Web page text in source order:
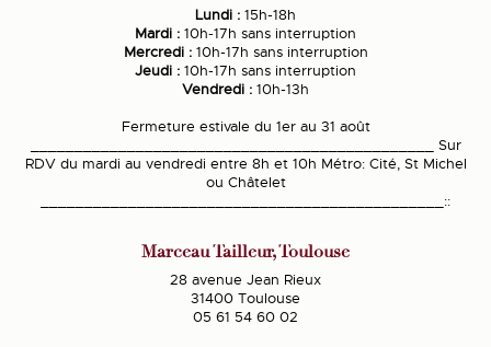
Lundi : 15h-18h
Mardi : 10h-17h sans interruption
Mercredi :10h-17h sans interruption
Jeudi : 10h-17h sans interruption
Vendredi : 10h-13h
Fermeture estivale du 1er au 31 août
______________________________________________ Sur
RDV du mardi au vendredi entre 8h et 10h Métro: Cité, St Michel
ou Châtelet
______________________________________________::
Marceau Tailleur, Toulouse
28 avenue Jean Rieux
31400 Toulouse
05 61 54 60 02